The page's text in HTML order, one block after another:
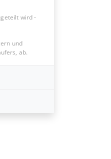
wird-
und
ab.